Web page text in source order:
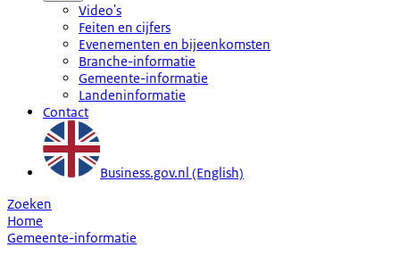
Video's
Feiten en cijfers
Evenementen en bijeenkomsten
Branche-informatie
Gemeente-informatie
Landeninformatie
Contact
Business.gov.nl (English)
Zoeken
Home
Gemeente-informatie